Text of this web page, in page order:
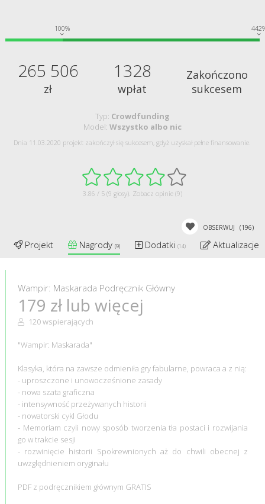
100%
265 506
zł
1328
wpłat
Zakończono
sukcesem
Typ: Crowdfunding
Model: Wszystko albo nic
Dnia 11.03.2020 projekt zakończył się sukcesem, gdyż uzyskał pełne finansowanie.
3.86 / 5 (9 głosy). Zobacz opinie (9)
OBSERWUJ (196)
Projekt Nagrody(9) Dodatki(14) Aktualizacje
Wampir: Maskarada Podręcznik Główny
179 zł lub więcej
120 wspierających
"Wampir: Maskarada"
Klasyka, która na zawsze odmieniła gry fabularne, powraca a z nią:
- uproszczone i unowocześnione zasady
- nowa szata graficzna
- intensywność przeżywanych historii
- nowatorski cykl Głodu
- Memoriam czyli nowy sposób tworzenia tła postaci i rozwijania
go w trakcie sesji
- rozwinięcie historii Spokrewnionych aż do chwili obecnej z
uwzględnieniem oryginału
PDF z podręcznikiem głównym GRATIS